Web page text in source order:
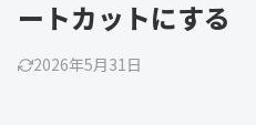
ートカットにする
2026年5月31日